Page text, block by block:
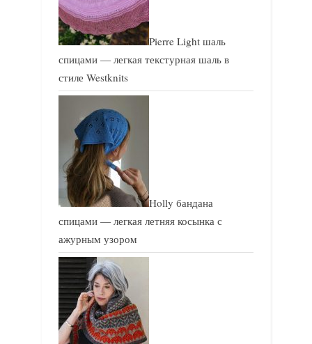
Pierre Light шаль
спицами — легкая текстурная шаль в
стиле Westknits
Holly бандана
спицами — легкая летняя косынка с
ажурным узором